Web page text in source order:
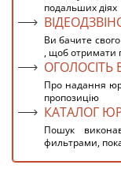
подальших діях
Ви бачите
, щоб отримати
ОГОЛОСІТЬ
Про надання
пропозицію
КАТАЛОГ
Пошук
фильтрами,